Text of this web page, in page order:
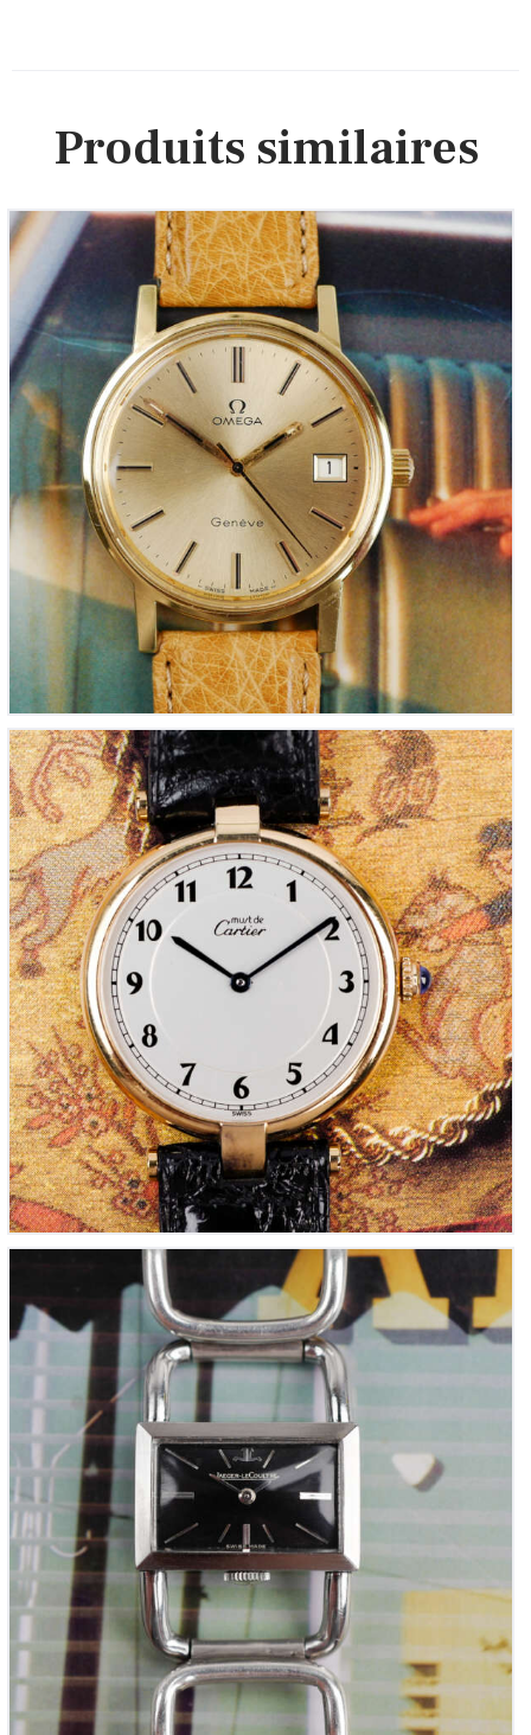
Produits similaires
OMEGA Genève dorée 136.0104 « Le chic des
seventies » (Vintage 1975)
1,750 00€
CARTIER Must Vendôme Ronde, Réf. 0724 « Grand
Modèle Quartz » (Vintage 1980)
2,200 00€
JAEGER LECOULTRE Étrier GM en argent massif
(Vintage 1950)
1,800 00€